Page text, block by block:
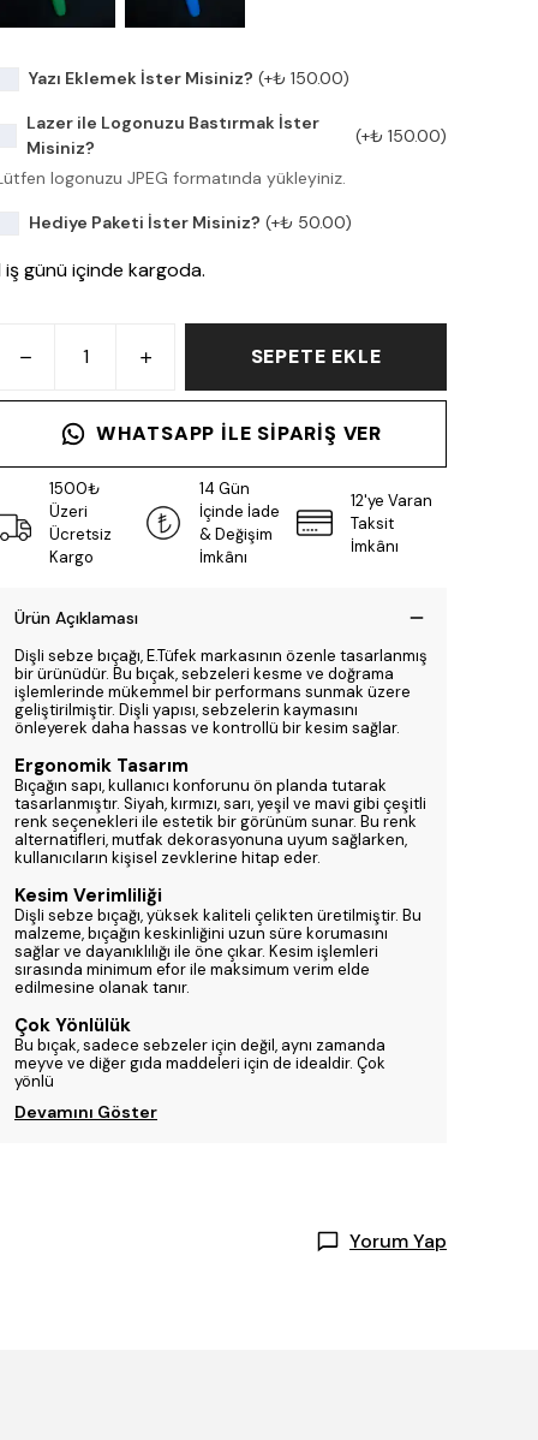
Yazı Eklemek İster Misiniz? (+₺ 150.00)
Lazer ile Logonuzu Bastırmak İster
Misiniz?
(+₺ 150.00)
logonuzu JPEG formatında yükleyiniz.
Hediye Paketi İster Misiniz? (+₺ 50.00)
iş günü içinde kargoda.
SEPETE EKLE
WHATSAPP ILE SIPARIŞ VER
1500₺
Üzeri
Ücretsiz
Kargo
14 Gün
İçinde İade
& Değişim
İmkânı
12'ye Varan
Taksit
İmkânı
Ürün Açıklaması
Dişli sebze bıçağı, E.Tüfek markasının özenle tasarlanmış
bir ürünüdür. Bu bıçak, sebzeleri kesme ve doğrama
işlemlerinde mükemmel bir performans sunmak üzere
geliştirilmiştir. Dişli yapısı, sebzelerin kaymasını
önleyerek daha hassas ve kontrollü bir kesim sağlar.
Ergonomik Tasarım
Bıçağın sapı, kullanıcı konforunu ön planda tutarak
tasarlanmıştır. Siyah, kırmızı, sarı, yeşil ve mavi gibi çeşitli
renk seçenekleri ile estetik bir görünüm sunar. Bu renk
alternatifleri, mutfak dekorasyonuna uyum sağlarken,
kullanıcıların kişisel zevklerine hitap eder.
Kesim Verimliliği
Dişli sebze bıçağı, yüksek kaliteli çelikten üretilmiştir. Bu
malzeme, bıçağın keskinliğini uzun süre korumasını
sağlar ve dayanıklılığı ile öne çıkar. Kesim işlemleri
sırasında minimum efor ile maksimum verim elde
edilmesine olanak tanır.
Çok Yönlülük
Bu bıçak, sadece sebzeler için değil, aynı zamanda
meyve ve diğer gıda maddeleri için de idealdir. Çok
yönlü
Devamını Göster
Yorum Yap